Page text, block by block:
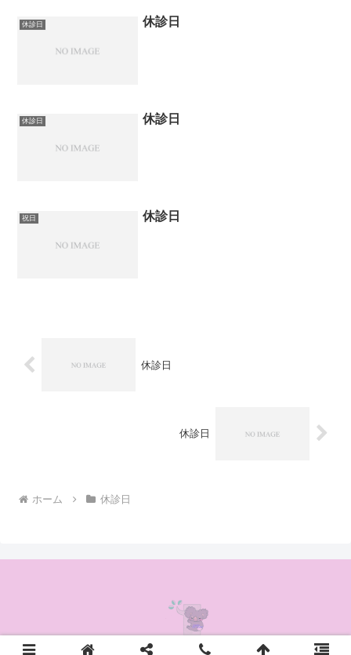
休診日 休診日
休診日 休診日
祝日 休診日
休診日
休診日
ホーム 休診日
© 2020 かんの耳鼻咽喉科クリニック.